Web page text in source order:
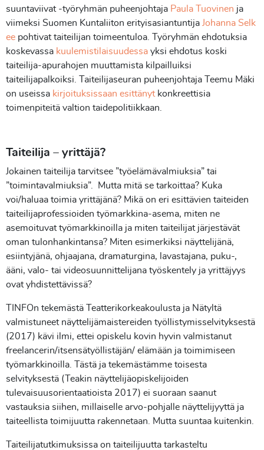
suuntaviivat -työryhmän puheenjohtaja Paula Tuovinen ja
viimeksi Suomen Kuntaliiton erityisasiantuntija Johanna Selk
ee pohtivat taiteilijan toimeentuloa. Työryhmän ehdotuksia
koskevassa kuulemistilaisuudessa yksi ehdotus koski
taiteilija-apurahojen muuttamista kilpailluiksi
taiteilijapalkoiksi. Taiteilijaseuran puheenjohtaja Teemu Mäki
on useissa kirjoituksissaan esittänyt konkreettisia
toimenpiteitä valtion taidepolitiikkaan.
Taiteilija – yrittäjä?
Jokainen taiteilija tarvitsee ”työelämävalmiuksia” tai
”toimintavalmiuksia”. Mutta mitä se tarkoittaa? Kuka
voi/haluaa toimia yrittäjänä? Mikä on eri esittävien taiteiden
taiteilijaprofessioiden työmarkkina-asema, miten ne
asemoituvat työmarkkinoilla ja miten taiteilijat järjestävät
oman tulonhankintansa? Miten esimerkiksi näyttelijänä,
esiintyjänä, ohjaajana, dramaturgina, lavastajana, puku-,
ääni, valo- tai videosuunnittelijana työskentely ja yrittäjyys
ovat yhdistettävissä?
TINFOn tekemästä Teatterikorkeakoulusta ja Nätyltä
valmistuneet näyttelijämaistereiden työllistymisselvityksestä
(2017) kävi ilmi, ettei opiskelu kovin hyvin valmistanut
freelancerin/itsensätyöllistäjän/ elämään ja toimimiseen
työmarkkinoilla. Tästä ja tekemästämme toisesta
selvityksestä (Teakin näyttelijäopiskelijoiden
tulevaisuusorientaatioista 2017) ei suoraan saanut
vastauksia siihen, millaiselle arvo-pohjalle näyttelijyyttä ja
taiteellista toimijuutta rakennetaan. Mutta suuntaa kuitenkin.
Taiteilijatutkimuksissa on taiteilijuutta tarkasteltu